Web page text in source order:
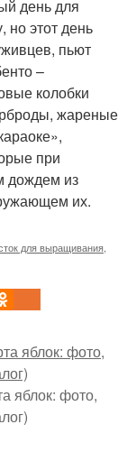
день для
но этот день
пьют
–
колобки
жареные
при
дождем из
их.
для выращивания
яблок: фото,